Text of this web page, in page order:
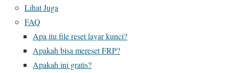
Lihat Juga
FAQ
Apa itu file reset layar kunci?
Apakah bisa mereset FRP?
Apakah ini gratis?